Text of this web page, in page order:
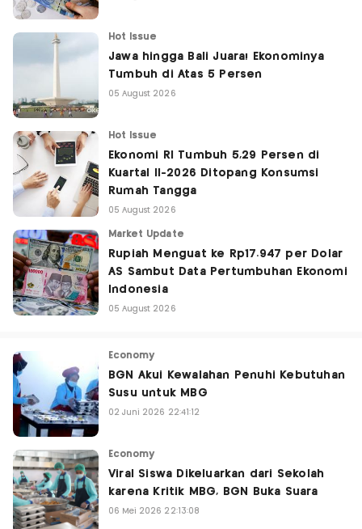
Hot Issue
Jawa hingga Bali Juara! Ekonominya
Tumbuh di Atas 5 Persen
05 August 2026
Hot Issue
Ekonomi RI Tumbuh 5,29 Persen di
Kuartal II-2026 Ditopang Konsumsi
Rumah Tangga
05 August 2026
Market Update
Rupiah Menguat ke Rp17.947 per Dolar
AS Sambut Data Pertumbuhan Ekonomi
Indonesia
05 August 2026
Economy
BGN Akui Kewalahan Penuhi Kebutuhan
Susu untuk MBG
02 Juni 2026 22:41:12
Economy
Viral Siswa Dikeluarkan dari Sekolah
karena Kritik MBG, BGN Buka Suara
06 Mei 2026 22:13:08